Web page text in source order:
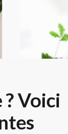
Voici